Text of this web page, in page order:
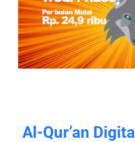
Al-Qur’an Digital